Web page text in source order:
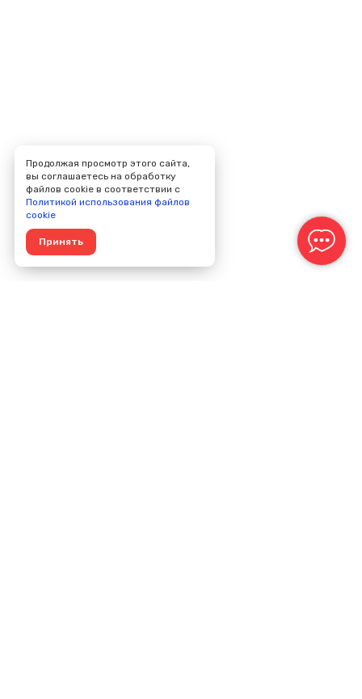
Продолжая просмотр этого сайта,
вы соглашаетесь на обработку
файлов cookie в соответствии с
Политикой использования файлов
cookie
Принять